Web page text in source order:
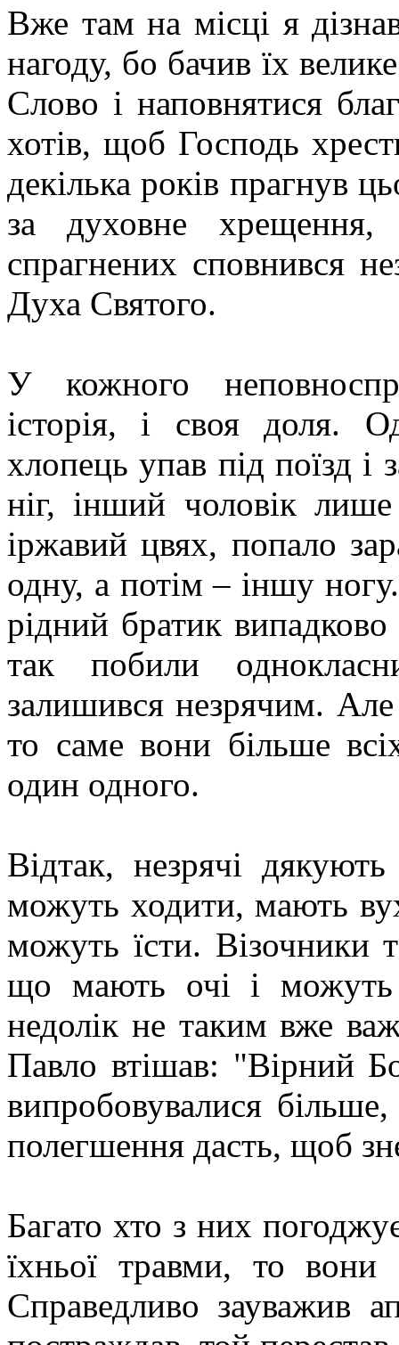
Вже там на місці я
нагоду, бо бачив їх
Слово і наповнятися
хотів, щоб Господь
декілька років прагнув
за духовне
спрагнених сповнився
Духа Святого.
У кожного
історія, і своя доля.
хлопець упав під поїзд і
ніг, інший чоловік
іржавий цвях, попало
одну, а потім – іншу
рідний братик
так побили
залишився незрячим.
то саме вони більше
один одного.
Відтак, незрячі
можуть ходити, мають
можуть їсти. Візочники
що мають очі і можуть
недолік не таким вже
Павло втішав: "Вірний
випробовувалися
полегшення дасть, щоб
Багато хто з них
їхньої травми, то
Справедливо зауважив